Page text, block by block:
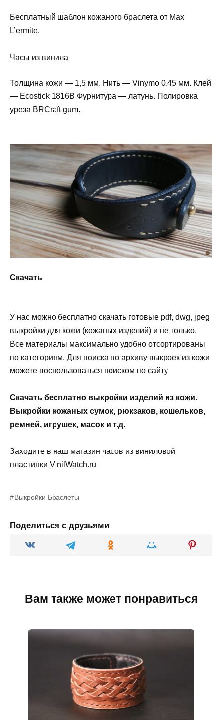
Бесплатный шаблон кожаного браслета от Max
L’ermite.
Часы из винила
Толщина кожи — 1,5 мм. Нить — Vinymo 0.45 мм. Клей
— Ecostick 1816B Фурнитура — латунь. Полировка
уреза BRCraft gum.
Скачать
У нас можно бесплатно скачать готовые pdf, dwg, jpeg
выкройки для кожи (кожаных изделий) и не только.
Все материалы максимально удобно отсортированы
по категориям. Для поиска по архиву выкроек из кожи
можете воспользоваться поиском по сайту
Скачать бесплатно выкройки изделий из кожи.
Выкройки кожаных сумок, рюкзаков, кошельков,
ремней, игрушек, масок и т.д.
Заходите в наш магазин часов из виниловой
пластинки VinilWatch.ru
Выкройки Браслеты
Поделиться с друзьями
Вам также может понравиться